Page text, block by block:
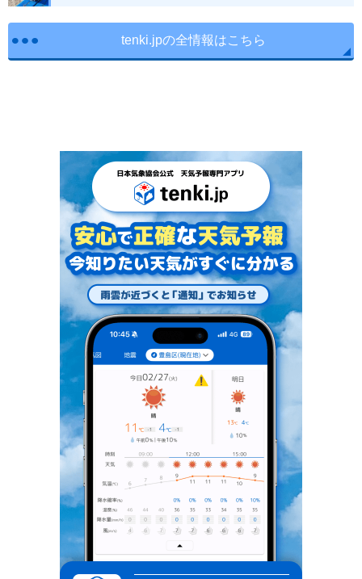
tenki.jpの全情報はこちら